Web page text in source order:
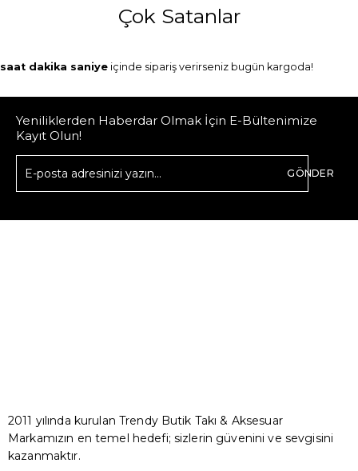
Çok Satanlar
saat dakika saniye içinde sipariş verirseniz bugün kargoda!
Yeniliklerden Haberdar Olmak İçin E-Bültenimize
Kayıt Olun!
GÖNDER
2011 yılında kurulan Trendy Butik Takı & Aksesuar
Markamızın en temel hedefi; sizlerin güvenini ve sevgisini
kazanmaktır.